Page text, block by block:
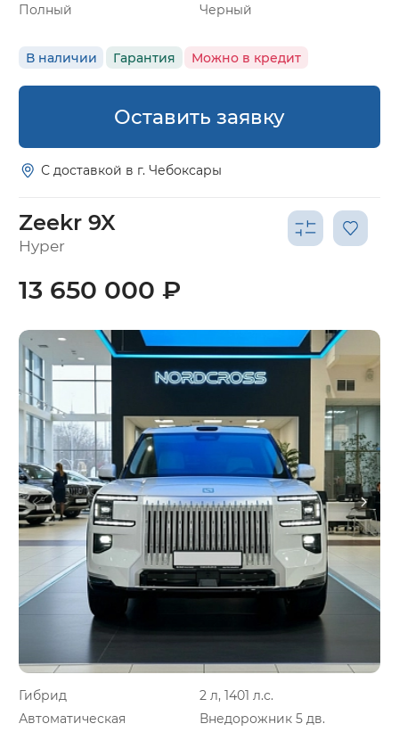
Полный
Черный
В наличии Гарантия Можно в кредит
Оставить заявку
С доставкой в г. Чебоксары
Zeekr 9X
Hyper
Гибрид
2 л, 1401 л.с.
Автоматическая
Внедорожник 5 дв.
13 650 000 ₽